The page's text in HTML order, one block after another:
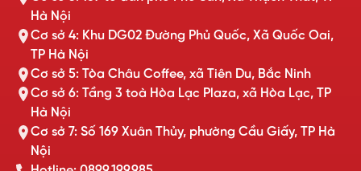
Hà Nội
Cơ sở 4: Khu DG02 Đường Phủ Quốc, Xã Quốc Oai,
TP Hà Nội
Cơ sở 5: Tòa Châu Coffee, xã Tiên Du, Bắc Ninh
Cơ sở 6: Tầng 3 toà Hòa Lạc Plaza, xã Hòa Lạc, TP
Hà Nội
Cơ sở 7: Số 169 Xuân Thủy, phường Cầu Giấy, TP Hà
Nội